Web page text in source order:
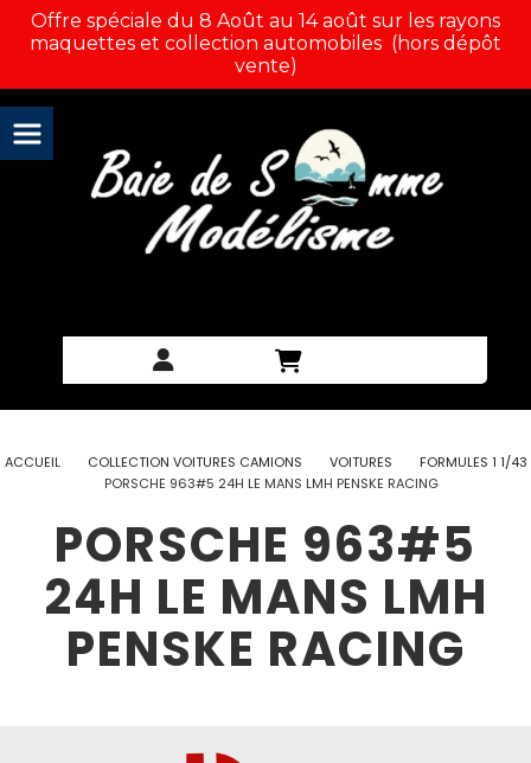
Offre spéciale du 8 Août au 14 août sur les rayons
maquettes et collection automobiles (hors dépôt
vente)
ACCUEIL COLLECTION VOITURES CAMIONS VOITURES
FORMULES 1 1/43
PORSCHE 963#5 24H LE MANS LMH PENSKE RACING
PORSCHE 963#5
24H LE MANS LMH
PENSKE RACING
Panneau de gestion des cookies